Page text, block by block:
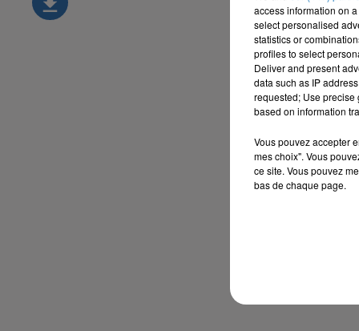
access information on
select personalised
statistics or
profiles to select
Deliver and present
data such as IP
requested; Use precise
based on information
Vous pouvez accepter
mes choix". Vous
ce site. Vous pouvez
bas de chaque page.